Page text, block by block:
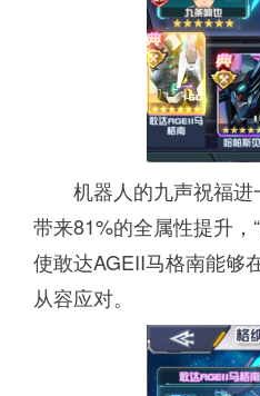
机器人的九声祝福
带来81%的全属性提升
使敢达AGEII马格南能够
从容应对。